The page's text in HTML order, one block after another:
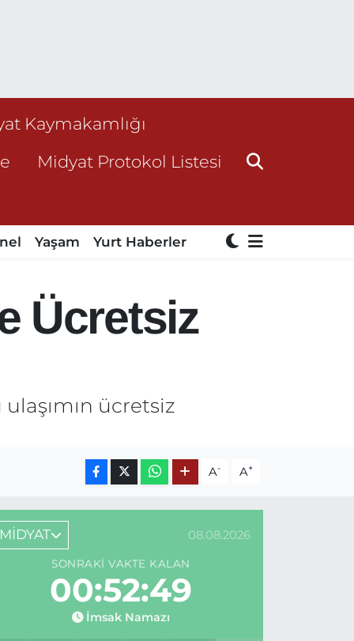
Kaymakamlığı
Midyat Protokol Listesi
Yaşam Yurt Haberler
Ücretsiz
ücretsiz
A- A+
MİDYAT 08.08.2026
SONRAKI VAKTE KALAN
00:52:49
İmsak Namazı